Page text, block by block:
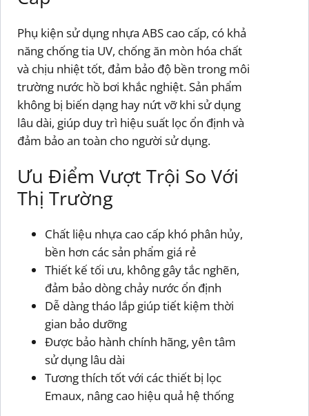
Phụ kiện sử dụng nhựa ABS cao cấp, có khả
năng chống tia UV, chống ăn mòn hóa chất
và chịu nhiệt tốt, đảm bảo độ bền trong môi
trường nước hồ bơi khắc nghiệt. Sản phẩm
không bị biến dạng hay nứt vỡ khi sử dụng
lâu dài, giúp duy trì hiệu suất lọc ổn định và
đảm bảo an toàn cho người sử dụng.
Ưu Điểm Vượt Trội So Với
Thị Trường
Chất liệu nhựa cao cấp khó phân hủy,
bền hơn các sản phẩm giá rẻ
Thiết kế tối ưu, không gây tắc nghẽn,
đảm bảo dòng chảy nước ổn định
Dễ dàng tháo lắp giúp tiết kiệm thời
gian bảo dưỡng
Được bảo hành chính hãng, yên tâm
sử dụng lâu dài
Tương thích tốt với các thiết bị lọc
Emaux, nâng cao hiệu quả hệ thống